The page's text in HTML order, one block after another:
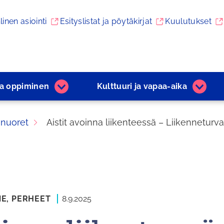
asiointi Esityslistat ja pöytäkirjat Kuulutukset
­oppiminen
Varhaiskasvatus
ja
alasivut
Kulttuuri ja ­vapaa-aika
ja
aika
Aistit avoinna liikenteessä –
PERHEET 8.9.2025